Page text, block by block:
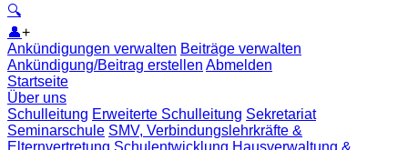
🔍
👤+
Ankündigungen verwalten Beiträge verwalten
Ankündigung/Beitrag erstellen Abmelden
Startseite
Über uns
Schulleitung Erweiterte Schulleitung Sekretariat
Seminarschule SMV, Verbindungslehrkräfte &
Elternvertretung Schulentwicklung Hausverwaltung &